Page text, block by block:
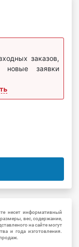
заказов,
новые заявки
несет информативный
вес, содержание,
на сайте могут
и года изготовления.